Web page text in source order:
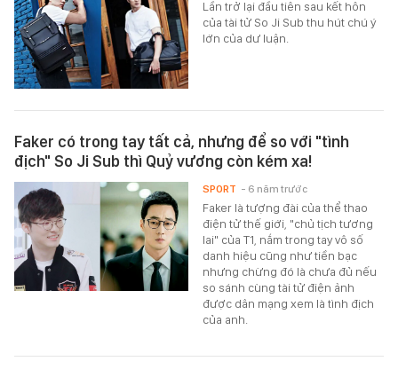
Lần trở lại đầu tiên sau kết hôn
của tài tử So Ji Sub thu hút chú ý
lớn của dư luận.
Faker có trong tay tất cả, nhưng để so với "tình
địch" So Ji Sub thì Quỷ vương còn kém xa!
Faker là tượng đài của thể thao
điện tử thế giới, "chủ tịch tương
lai" của T1, nắm trong tay vô số
danh hiệu cũng như tiền bạc
nhưng chừng đó là chưa đủ nếu
so sánh cùng tài tử điện ảnh
được dân mạng xem là tình địch
của anh.
SPORT - 6 năm trước